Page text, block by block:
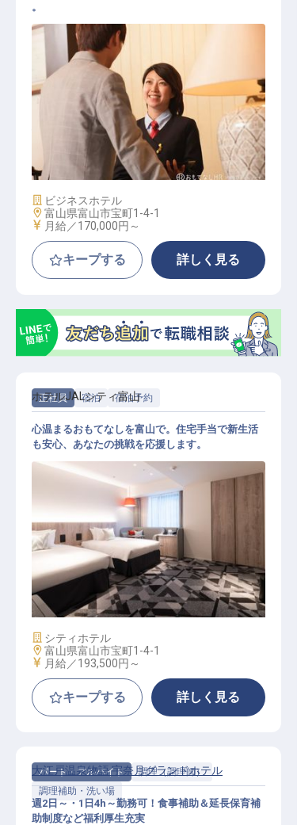
ゲストサービス（フロント・レスト
。
施設業態
ビジネスホテル
勤務地
富山県富山市宝町1-4-1
給与
月給／170,000円～
キープする 詳しく見る
正社員 宿泊 宿泊予約
宿泊予約業務スタッフ
ホテルJALシティ富山
心温まるおもてなしを富山で。住宅手当で新生活
も安心、あなたの挑戦を応援します。
施設業態
シティホテル
勤務地
富山県富山市宝町1-4-1
給与
月給／193,500円～
キープする 詳しく見る
パート・アルバイト
調理（調理師）
調理補助・洗い場
大江戸温泉物語 宇奈月グランドホテル
週2日～・1日4h～勤務可！食事補助＆延長保育補
助制度など福利厚生充実